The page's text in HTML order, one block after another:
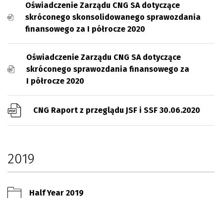
Oświadczenie Zarządu CNG SA dotyczące
skróconego skonsolidowanego sprawozdania
finansowego za I półrocze 2020
Oświadczenie Zarządu CNG SA dotyczące
skróconego sprawozdania finansowego za
I półrocze 2020
CNG Raport z przeglądu JSF i SSF 30.06.2020
2019
Half Year 2019